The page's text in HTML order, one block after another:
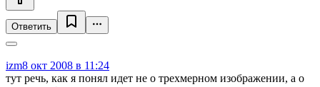
Ответить
izm8 окт 2008 в 11:24
тут речь, как я понял идет не о трехмерном изображении, а о